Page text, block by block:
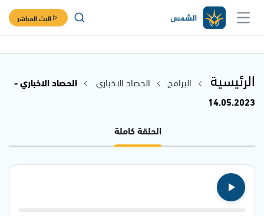
البث المباشر
الرئيسية البرامج الحصاد الاخباري
الحصاد الاخباري -
14.05.2023
الحلقة كاملة